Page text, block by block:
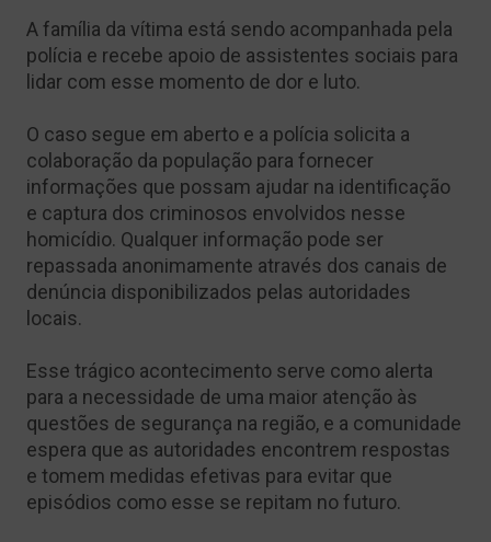
A família da vítima está sendo acompanhada pela
polícia e recebe apoio de assistentes sociais para
lidar com esse momento de dor e luto.
O caso segue em aberto e a polícia solicita a
colaboração da população para fornecer
informações que possam ajudar na identificação
e captura dos criminosos envolvidos nesse
homicídio. Qualquer informação pode ser
repassada anonimamente através dos canais de
denúncia disponibilizados pelas autoridades
locais.
Esse trágico acontecimento serve como alerta
para a necessidade de uma maior atenção às
questões de segurança na região, e a comunidade
espera que as autoridades encontrem respostas
e tomem medidas efetivas para evitar que
episódios como esse se repitam no futuro.